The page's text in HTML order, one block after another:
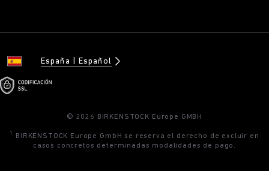
España Español
© 2026 BIRKENSTOCK Europe GMBH
1
BIRKENSTOCK Europe GmbH se reserva el derecho de excluir en
casos concretos determinadas modalidades de pago.